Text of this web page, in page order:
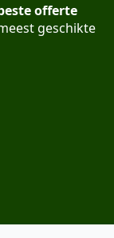
offerte
geschikte